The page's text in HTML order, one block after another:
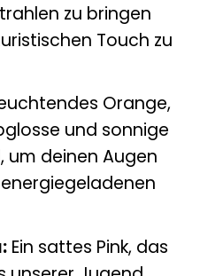
zu bringen
Touch zu
Orange,
und sonnige
um deinen Augen
Ein sattes Pink, das